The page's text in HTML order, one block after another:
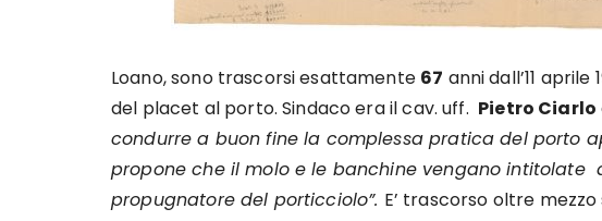
Loano, sono trascorsi esattamente 67 anni dall’11
del placet al porto. Sindaco era il cav. uff. Pietro Ciarlo
condurre a buon fine la complessa pratica del porto
propone che il molo e le banchine vengano intitolate
propugnatore del porticciolo”. E’ trascorso oltre